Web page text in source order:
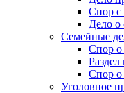
Спор с
Дело о
Семейные
Спор о
Спор о
Уголовное